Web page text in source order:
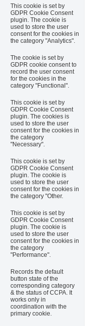
This cookie is set by
GDPR Cookie Consent
plugin. The cookie is
used to store the user
consent for the cookies in
the category "Analytics".
The cookie is set by
GDPR cookie consent to
record the user consent
for the cookies in the
category "Functional".
This cookie is set by
GDPR Cookie Consent
plugin. The cookies is
used to store the user
consent for the cookies in
the category
"Necessary".
This cookie is set by
GDPR Cookie Consent
plugin. The cookie is
used to store the user
consent for the cookies in
the category "Other.
This cookie is set by
GDPR Cookie Consent
plugin. The cookie is
used to store the user
consent for the cookies in
the category
"Performance".
Records the default
button state of the
corresponding category
& the status of CCPA. It
works only in
coordination with the
primary cookie.